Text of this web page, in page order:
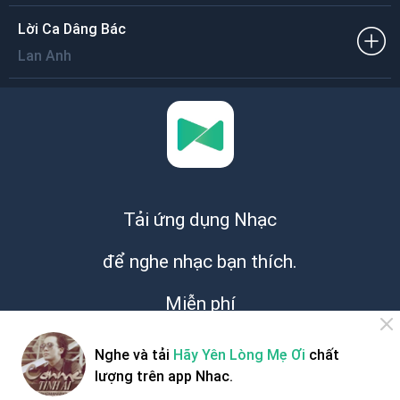
Lời Ca Dâng Bác
Lan Anh
Tải ứng dụng Nhạc
để nghe nhạc bạn thích.
Miễn phí
Nghe và tải Hãy Yên Lòng Mẹ Ơi chất
lượng trên app Nhac.